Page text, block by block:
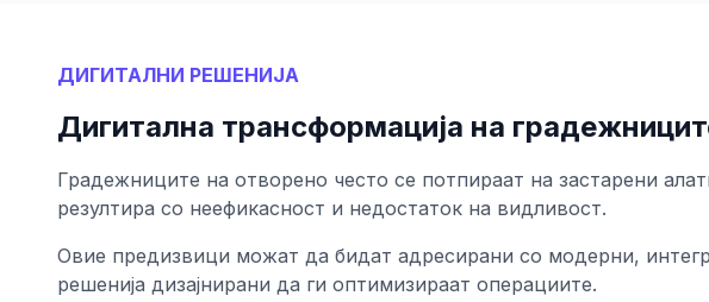
ДИГИТАЛНИ РЕШЕНИЈА
Дигитална трансформација на
Градежниците на отворено често се потпираат на застарени
резултира со неефикасност и недостаток на видливост.
Овие предизвици можат да бидат адресирани со модерни,
решенија дизајнирани да ги оптимизираат операциите.